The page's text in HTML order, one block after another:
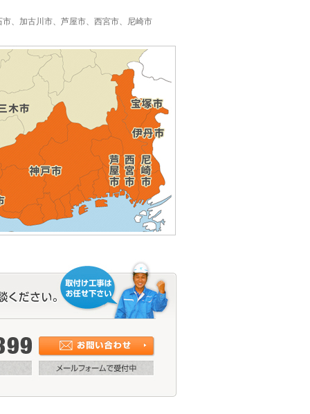
、加古川市、芦屋市、西宮市、尼崎市